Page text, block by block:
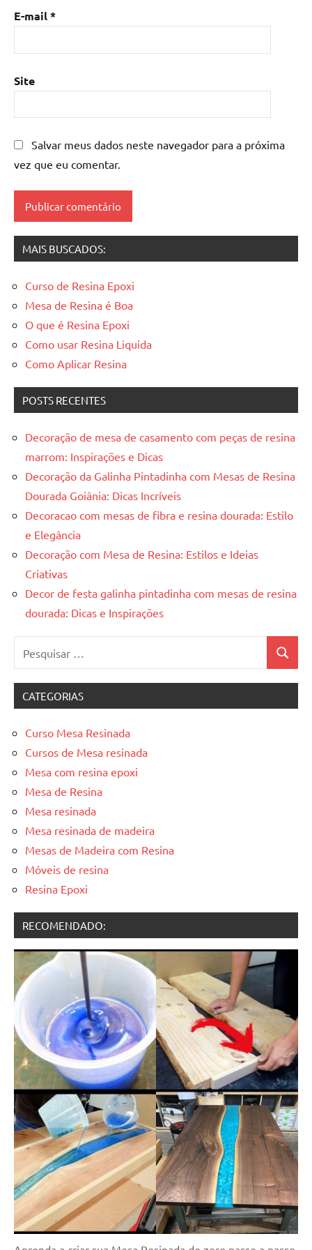
madeira
mesa
epoxi
mesa
de
mesas
resinadas
E-mail*
Site
Salvar meus dados neste navegador para a próxima
vez que eu comentar.
MAIS BUSCADOS:
Curso de Resina Epoxi
Mesa de Resina é Boa
O que é Resina Epoxi
Como usar Resina Liquida
Como Aplicar Resina
POSTS RECENTES
Decoração de mesa de casamento com peças de resina
marrom: Inspirações e Dicas
Decoração da Galinha Pintadinha com Mesas de Resina
Dourada Goiânia: Dicas Incríveis
Decoracao com mesas de fibra e resina dourada: Estilo
e Elegância
Decoração com Mesa de Resina: Estilos e Ideias
Criativas
Decor de festa galinha pintadinha com mesas de resina
dourada: Dicas e Inspirações
por:
CATEGORIAS
Curso Mesa Resinada
Cursos de Mesa resinada
Mesa com resina epoxi
Mesa de Resina
Mesa resinada
Mesa resinada de madeira
Mesas de Madeira com Resina
Móveis de resina
Resina Epoxi
RECOMENDADO: